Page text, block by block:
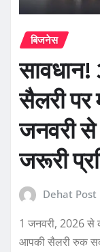
बिजनेस
सावधान!
सैलरी पर
जनवरी से
जरूरी
Dehat Post
1 जनवरी, 2026 से
आपकी सैलरी रुक